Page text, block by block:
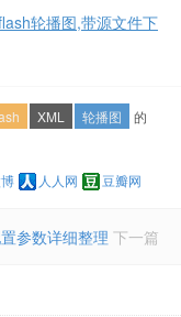
轮播图,带源文件下
XML 轮播图
的
人人网 豆瓣网
参数详细整理 下一篇